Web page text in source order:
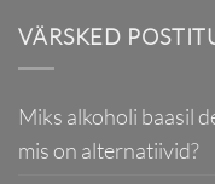
VÄRSKED
Miks alkoholi baasil
mis on alternatiivid?